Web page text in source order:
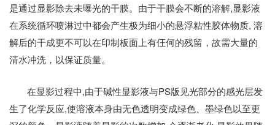
是通过显影除去未曝光的干膜。由于干膜会不断的溶解,显影液
在系统循环喷淋过中都会产生极为细小的悬浮粘性胶体物质, 溶
解后的干成更不可以在印制板面上有仼何的残留，故需大量的
清水冲洗，以保证质量。
在显影过程中,由于碱性显影液与PS版见光部分的感光层发
生了化学反应,使溶液本身由无色透明变成绿色、墨绿色以至更